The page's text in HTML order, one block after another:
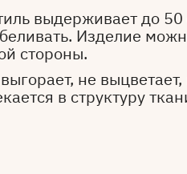
выдерживает до
Изделие
стороны.
не
в структуру